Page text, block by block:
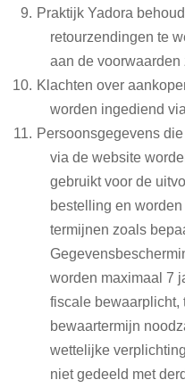
Praktijk Yadora
retourzendingen te
aan de
Klachten over
worden ingediend
Persoonsgegevens
via de website
gebruikt voor de
bestelling en
termijnen zoals
worden maximaal 7
fiscale bewaarplicht,
bewaartermijn
wettelijke
niet gedeeld met